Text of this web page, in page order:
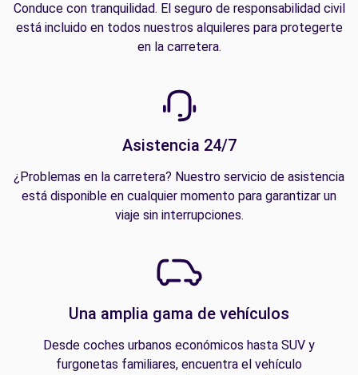
Conduce con tranquilidad. El seguro de responsabilidad civil
está incluido en todos nuestros alquileres para protegerte
en la carretera.
Asistencia 24/7
¿Problemas en la carretera? Nuestro servicio de asistencia
está disponible en cualquier momento para garantizar un
viaje sin interrupciones.
Una amplia gama de vehículos
Desde coches urbanos económicos hasta SUV y
furgonetas familiares, encuentra el vehículo